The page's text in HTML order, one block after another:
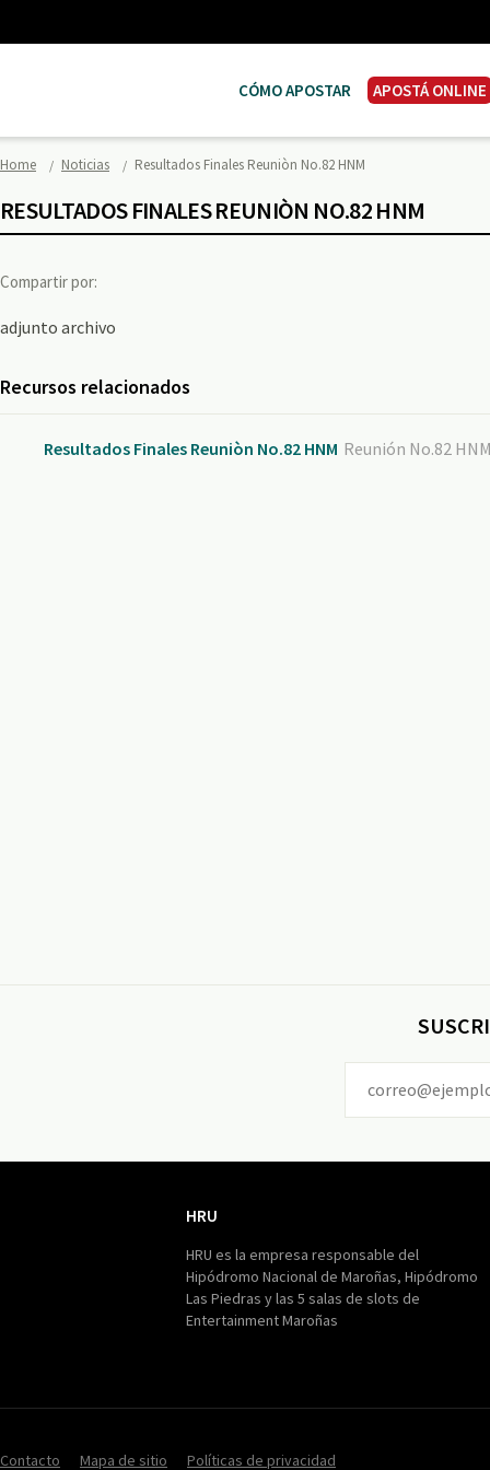
CÓMO APOSTAR APOSTÁ ONLINE
Home Noticias Resultados Finales Reuniòn No.82 HNM
RESULTADOS FINALES REUNIÒN NO.82 HNM
Compartir por:
adjunto archivo
Recursos relacionados
Resultados Finales Reuniòn No.82 HNM Reunión No.82
HRU
HRU es la empresa responsable del
Hipódromo Nacional de Maroñas, Hipódromo
Las Piedras y las 5 salas de slots de
Entertainment Maroñas
Contacto Mapa de sitio Políticas de privacidad